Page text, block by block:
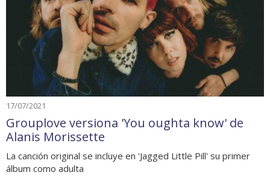
17/07/2021
Grouplove versiona 'You oughta know' de
Alanis Morissette
La canción original se incluye en 'Jagged Little Pill' su primer
álbum como adulta